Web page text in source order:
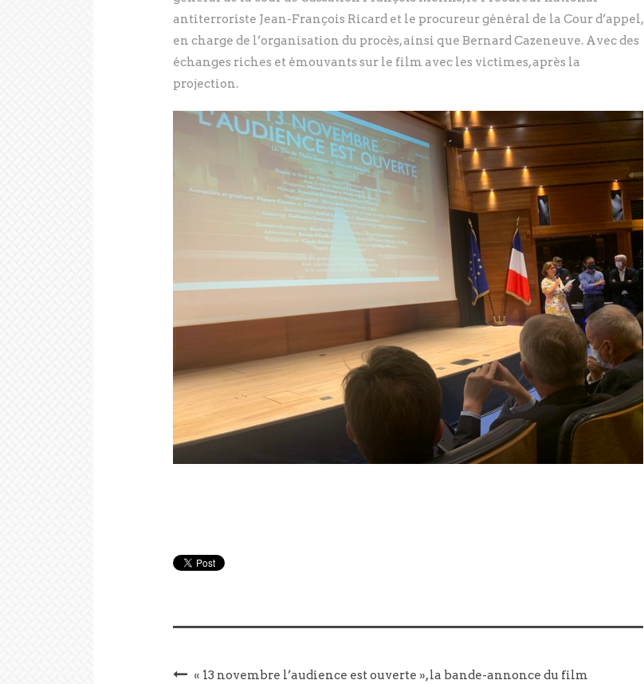
antiterroriste Jean-François Ricard et le procureur général de la Cour d’appel,
en charge de l’organisation du procès, ainsi que Bernard Cazeneuve. Avec des
échanges riches et émouvants sur le film avec les victimes, après la
projection.
« 13 novembre l’audience est ouverte », la bande-annonce du film